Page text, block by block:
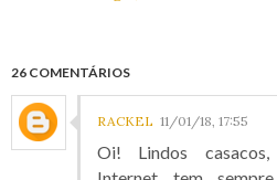
26 COMENTÁRIOS
RACKEL 11/01/18, 17:55
Oi! Lindos